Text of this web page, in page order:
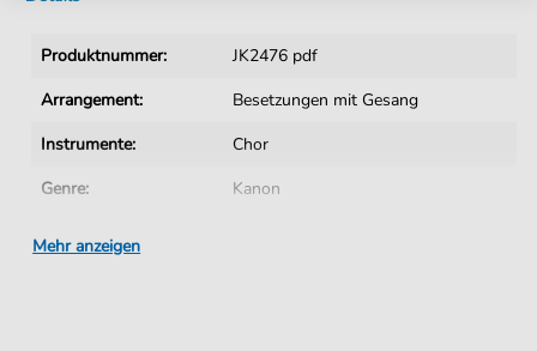
Produktnummer:
JK2476 pdf
Arrangement:
Besetzungen mit Gesang
Instrumente:
Chor
Genre:
Kanon
Chor:
Mehr anzeigen